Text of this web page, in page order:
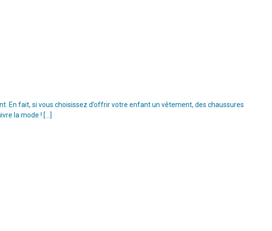
En fait, si vous choisissez d’offrir votre enfant un vêtement, des chaussures
la mode ! […]